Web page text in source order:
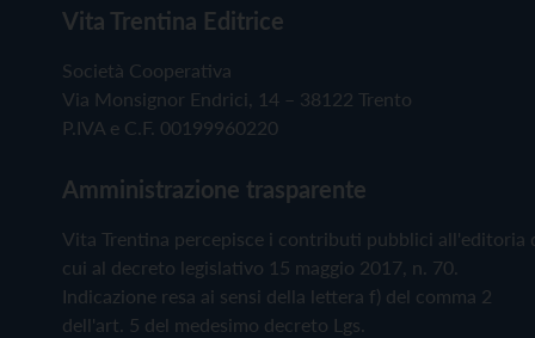
Vita Trentina Editrice
Società Cooperativa
Via Monsignor Endrici, 14 – 38122 Trento
P.IVA e C.F. 00199960220
Amministrazione trasparente
Vita Trentina percepisce i contributi pubblici all'editoria
cui al decreto legislativo 15 maggio 2017, n. 70.
Indicazione resa ai sensi della lettera f) del comma 2
dell'art. 5 del medesimo decreto Lgs.